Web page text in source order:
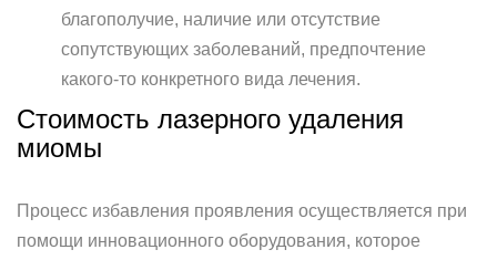
благополучие, наличие или отсутствие
сопутствующих заболеваний, предпочтение
какого-то конкретного вида лечения.
Стоимость лазерного удаления
миомы
Процесс избавления проявления осуществляется при
помощи инновационного оборудования, которое